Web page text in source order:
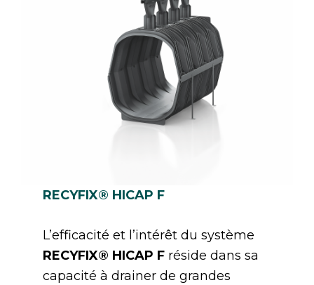
RECYFIX® HICAP F
L’efficacité et l’intérêt du système
RECYFIX® HICAP F réside dans sa
capacité à drainer de grandes